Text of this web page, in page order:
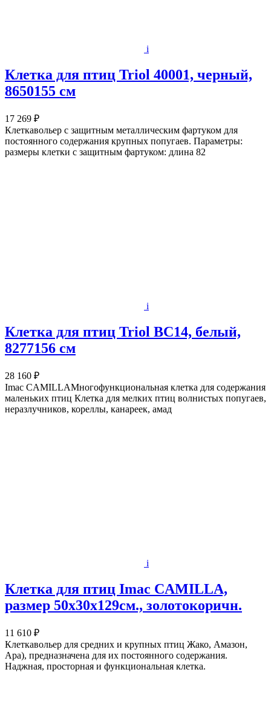
i
Клетка для птиц Triol 40001, черный,
8650155 см
17 269 ₽
Клеткавольер с защитным металлическим фартуком для
постоянного содержания крупных попугаев. Параметры:
размеры клетки с защитным фартуком: длина 82
i
Клетка для птиц Triol BC14, белый,
8277156 см
28 160 ₽
Imac CAMILLAМногофункциональная клетка для содержания
маленьких птиц Клетка для мелких птиц волнистых попугаев,
неразлучников, кореллы, канареек, амад
i
Клетка для птиц Imac CAMILLA,
размер 50х30х129см., золотокоричн.
11 610 ₽
Клеткавольер для средних и крупных птиц Жако, Амазон,
Ара), предназначена для их постоянного содержания.
Наджная, просторная и функциональная клетка.